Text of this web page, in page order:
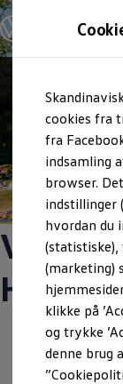
Samtykke
AG (kolofon og
Vind en unik
Volkswagen på
cookies fra
fra
indsamling
browser.
indstillinger
hvordan du
(marketing)
klikke på
og trykke
denne brug